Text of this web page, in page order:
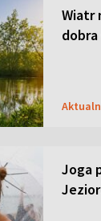
Wiatr
Joga